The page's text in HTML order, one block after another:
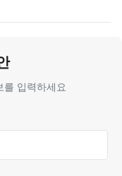
를 입력하세요